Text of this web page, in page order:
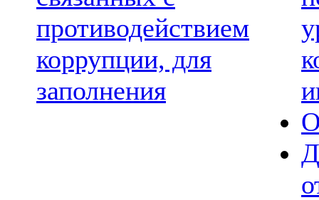
противодействием
коррупции, для
заполнения